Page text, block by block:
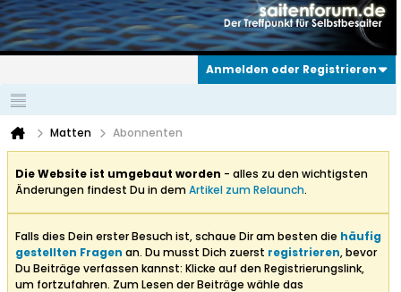
Anmelden oder Registrieren
Matten Abonnenten
Die Website ist umgebaut worden - alles zu den wichtigsten
Änderungen findest Du in demArtikel zum Relaunch.
Falls dies Dein erster Besuch ist, schaue Dir am besten die häufig
gestellten Fragen an. Du musst Dich zuerst registrieren, bevor
Du Beiträge verfassen kannst: Klicke auf den Registrierungslink,
um fortzufahren. Zum Lesen der Beiträge wähle das